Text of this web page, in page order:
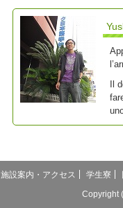
Il
施設案内・アクセス 学生寮
Copyright